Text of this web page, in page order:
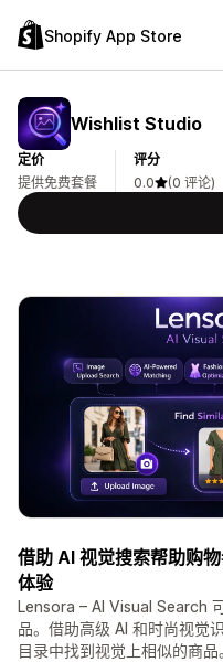
Shopify App Store
Wishlist Studio
定价
提供免费套餐
评分
0.0
(0 评论)
借助 AI 视觉搜索帮助购
体验
Lensora – AI Visual Search
品。借助高级 AI 和时尚视觉
目录中找到视觉上相似的商